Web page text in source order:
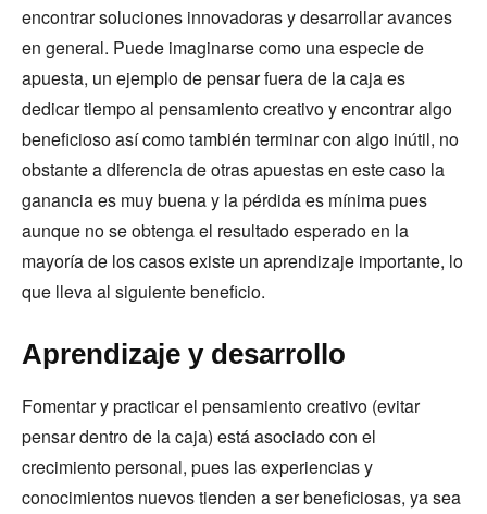
encontrar soluciones innovadoras y desarrollar avances
en general. Puede imaginarse como una especie de
apuesta, un ejemplo de pensar fuera de la caja es
dedicar tiempo al pensamiento creativo y encontrar algo
beneficioso así como también terminar con algo inútil, no
obstante a diferencia de otras apuestas en este caso la
ganancia es muy buena y la pérdida es mínima pues
aunque no se obtenga el resultado esperado en la
mayoría de los casos existe un aprendizaje importante, lo
que lleva al siguiente beneficio.
Aprendizaje y desarrollo
Fomentar y practicar el pensamiento creativo (evitar
pensar dentro de la caja) está asociado con el
crecimiento personal, pues las experiencias y
conocimientos nuevos tienden a ser beneficiosas, ya sea